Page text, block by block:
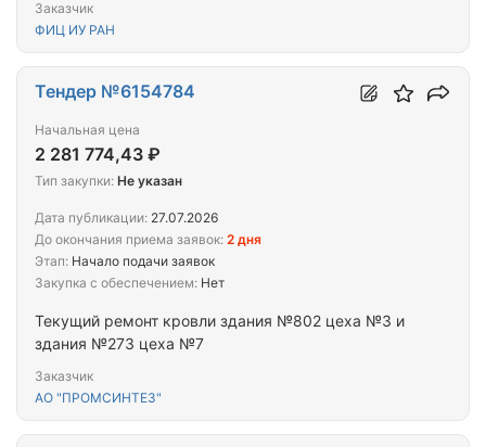
Заказчик
ФИЦ ИУ РАН
Текущий ремонт кровли здания №802 цеха №3 и
здания №273 цеха №7
Заказчик
АО "ПРОМСИНТЕЗ"
Тендер №6154784
Начальная цена
2 281 774,43 ₽
Тип закупки: Не указан
Дата публикации: 27.07.2026
До окончания приема заявок: 2 дня
Этап: Начало подачи заявок
Закупка с обеспечением: Нет